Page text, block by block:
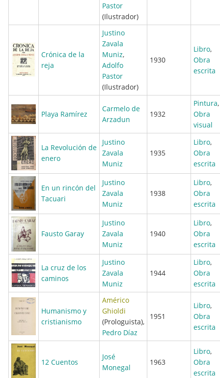
Pastor
(Ilustrador)
Crónica de la
reja
Justino
Zavala
Muniz,
Adolfo
Pastor
(Ilustrador)
1930
Libro,
Obra
escrita
Playa Ramírez
Carmelo de
Arzadun
1932
Pintura,
Obra
visual
La Revolución de
enero
Justino
Zavala
Muniz
1935
Libro,
Obra
escrita
En un rincón del
Tacuari
Justino
Zavala
Muniz
1938
Libro,
Obra
escrita
Fausto Garay
Justino
Zavala
Muniz
1940
Libro,
Obra
escrita
La cruz de los
caminos
Justino
Zavala
Muniz
1944
Libro,
Obra
escrita
Humanismo y
cristianismo
Américo
Ghioldi
(Prologuista),
Pedro Díaz
1951
Libro,
Obra
escrita
12 Cuentos
José
Monegal
1963
Libro,
Obra
escrita